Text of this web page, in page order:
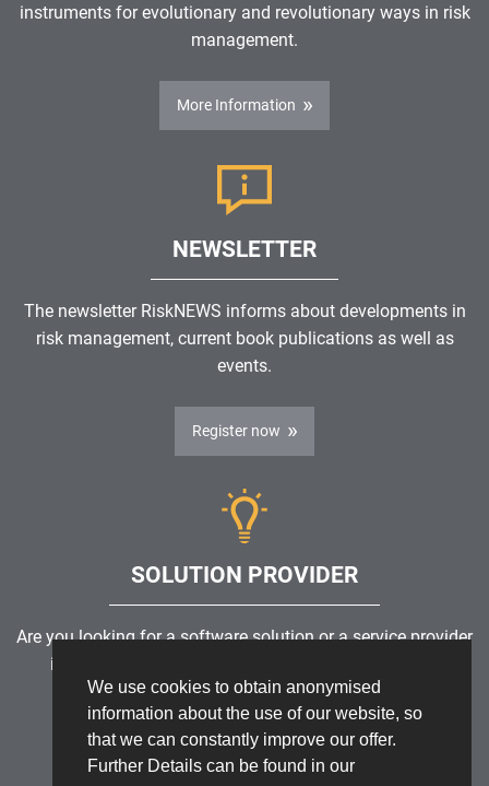
We use cookies to obtain anonymised
information about the use of our website, so
that we can constantly improve our offer.
Further Details can be found in our
instruments for evolutionary and revolutionary ways in risk
management.
More Information
NEWSLETTER
The newsletter RiskNEWS informs about developments in
risk management, current book publications as well as
events.
Register now
SOLUTION PROVIDER
Are you looking for a software solution or a service provider
in the field of risk management, GRC, ICS or ISMS?
Find a solution provider